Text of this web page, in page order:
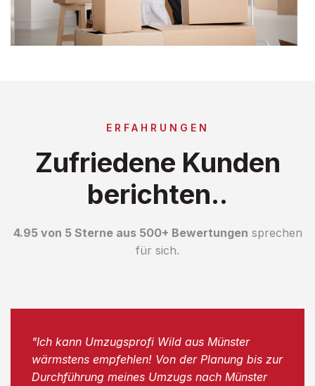
ERFAHRUNGEN
Zufriedene Kunden
berichten..
4.95 von 5 Sterne aus 500+ Bewertungen sprechen
für sich.
"Ich kann Umzugsprofi Wild aus Münster
wärmstens empfehlen! Von der Planung bis zur
Durchführung meines Umzugs nach Münster